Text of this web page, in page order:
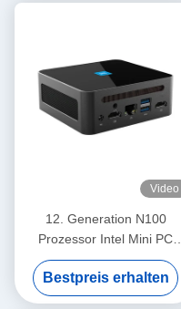
Video
12. Generation N100
Prozessor Intel Mini PC
DDR4 32 GB mit Single LAN
Dual HDMI
Bestpreis erhalten